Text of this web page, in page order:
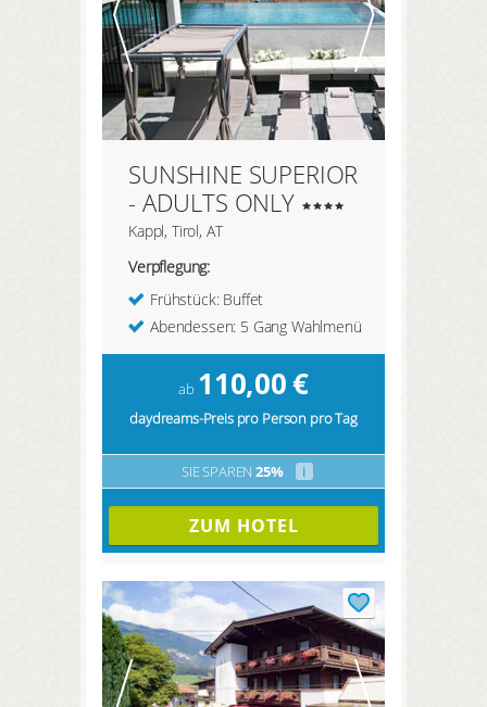
SUNSHINE SUPERIOR
- ADULTS ONLY
Kappl, Tirol, AT
Verpflegung:
Frühstück: Buffet
Abendessen: 5 Gang Wahlmenü
ab 110,00€
daydreams-Preis pro Person pro Tag
SIE SPAREN 25% i
ZUM HOTEL